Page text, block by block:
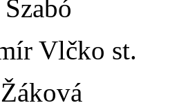
Vlčko st.